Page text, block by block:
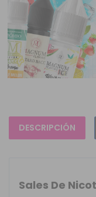
DESCRIPCIÓN
Sales De